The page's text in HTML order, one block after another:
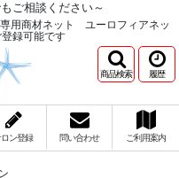
ご相談ください～
用商材ネット ユーロフィアネッ
録可能です
商品検索 履歴
ン登録 問い合わせ ご利用案内